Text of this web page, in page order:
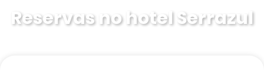
Reservas no hotel Serrazul